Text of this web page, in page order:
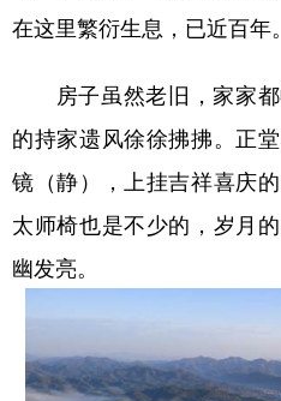
公益 一带一路
地方频道
北京 天津
辽宁
山东 河南
在这里繁衍生息，已近百年。
房子虽然老旧，家家都
的持家遗风徐徐拂拂。正
镜（静），上挂吉祥喜庆
太师椅也是不少的，岁月
幽发亮。